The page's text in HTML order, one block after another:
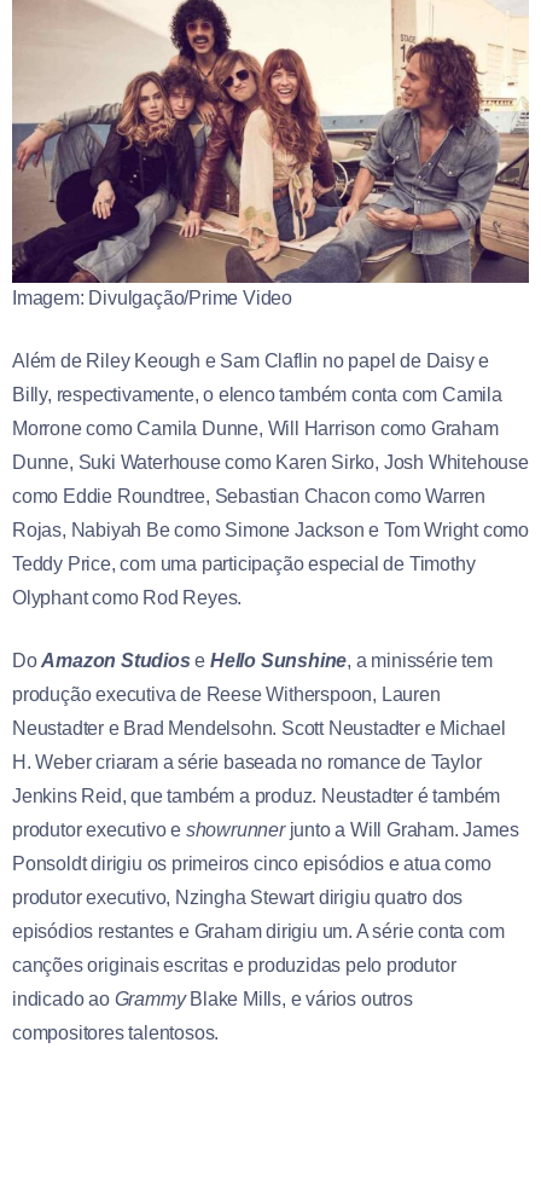
Imagem: Divulgação/Prime Video
Além de Riley Keough e Sam Claflin no papel de Daisy e
Billy, respectivamente, o elenco também conta com Camila
Morrone como Camila Dunne, Will Harrison como Graham
Dunne, Suki Waterhouse como Karen Sirko, Josh Whitehouse
como Eddie Roundtree, Sebastian Chacon como Warren
Rojas, Nabiyah Be como Simone Jackson e Tom Wright como
Teddy Price, com uma participação especial de Timothy
Olyphant como Rod Reyes.
DoAmazon Studios eHello Sunshine, a minissérie tem
produção executiva de Reese Witherspoon, Lauren
Neustadter e Brad Mendelsohn. Scott Neustadter e Michael
H. Weber criaram a série baseada no romance de Taylor
Jenkins Reid, que também a produz. Neustadter é também
produtor executivo e showrunner junto a Will Graham. James
Ponsoldt dirigiu os primeiros cinco episódios e atua como
produtor executivo, Nzingha Stewart dirigiu quatro dos
episódios restantes e Graham dirigiu um. A série conta com
canções originais escritas e produzidas pelo produtor
indicado ao Grammy Blake Mills, e vários outros
compositores talentosos.